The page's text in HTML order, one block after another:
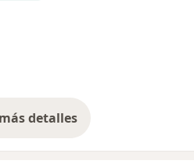
detalles
sobre la experiencia